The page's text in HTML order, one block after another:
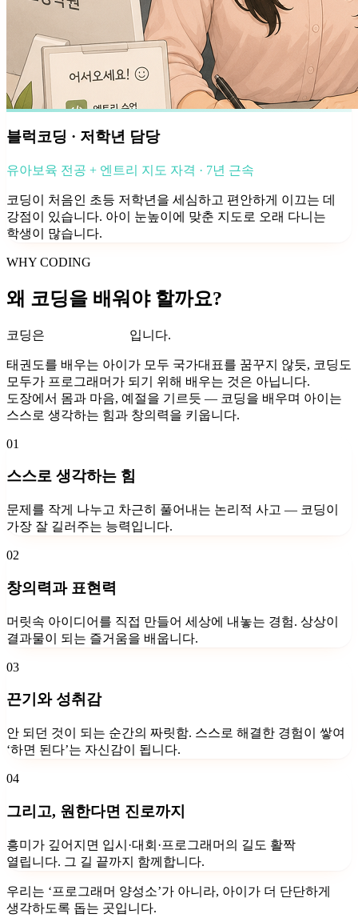
블럭코딩 · 저학년 담당
유아보육 전공 + 엔트리 지도 자격 · 7년 근속
코딩이 처음인 초등 저학년을 세심하고 편안하게 이끄는 데
강점이 있습니다. 아이 눈높이에 맞춘 지도로 오래 다니는
학생이 많습니다.
WHY CODING
왜 코딩을 배워야 할까요?
코딩은 입니다.
태권도를 배우는 아이가 모두 국가대표를 꿈꾸지 않듯, 코딩도
모두가 프로그래머가 되기 위해 배우는 것은 아닙니다.
도장에서 몸과 마음, 예절을 기르듯 — 코딩을 배우며 아이는
스스로 생각하는 힘과 창의력을 키웁니다.
01
스스로 생각하는 힘
문제를 작게 나누고 차근히 풀어내는 논리적 사고 — 코딩이
가장 잘 길러주는 능력입니다.
02
창의력과 표현력
머릿속 아이디어를 직접 만들어 세상에 내놓는 경험. 상상이
결과물이 되는 즐거움을 배웁니다.
03
끈기와 성취감
안 되던 것이 되는 순간의 짜릿함. 스스로 해결한 경험이 쌓여
‘하면 된다’는 자신감이 됩니다.
04
그리고, 원한다면 진로까지
흥미가 깊어지면 입시·대회·프로그래머의 길도 활짝
열립니다. 그 길 끝까지 함께합니다.
우리는 ‘프로그래머 양성소’가 아니라, 아이가 더 단단하게
생각하도록 돕는 곳입니다.